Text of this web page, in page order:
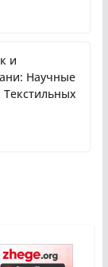
и
Научные